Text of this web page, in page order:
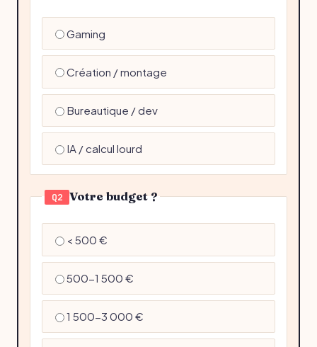
Gaming
Création / montage
Bureautique / dev
IA / calcul lourd
Q2 Votre budget ?
< 500 €
500-1 500 €
1 500-3 000 €